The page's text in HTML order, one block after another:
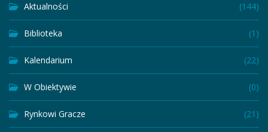
Aktualności (144)
Biblioteka (1)
Kalendarium (22)
W Obiektywie (0)
Rynkowi Gracze (21)